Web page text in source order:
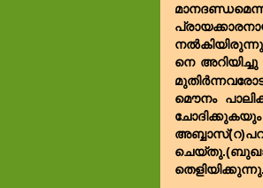
നെ
മൌനം
തെളിയിക്കുന്നു.